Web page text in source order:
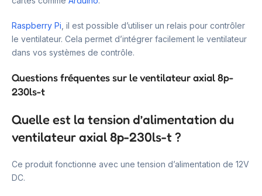
Raspberry Pi , il est possible d’utiliser un relais pour contrôler
le ventilateur. Cela permet d’intégrer facilement le ventilateur
dans vos systèmes de contrôle.
Questions fréquentes sur le ventilateur axial 8p-
230ls-t
Quelle est la tension d’alimentation du
ventilateur axial 8p-230ls-t ?
Ce produit fonctionne avec une tension d’alimentation de 12V
DC.